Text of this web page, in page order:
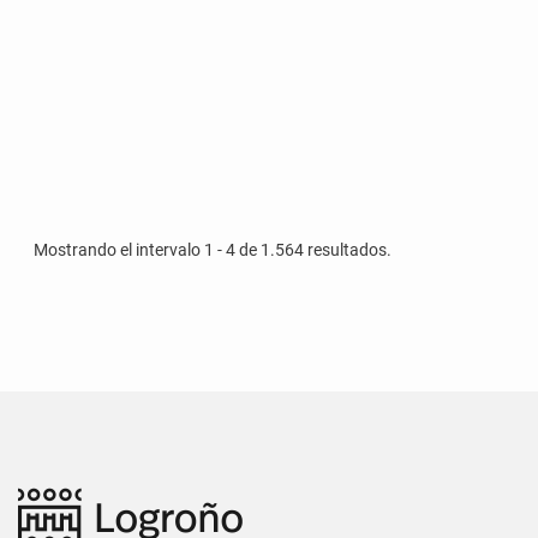
Mostrando el intervalo 1 - 4 de 1.564 resultados.